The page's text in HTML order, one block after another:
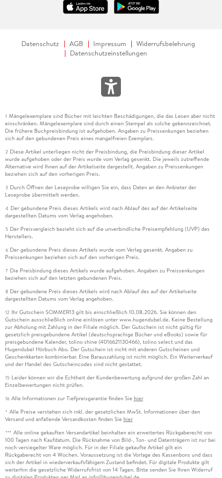
Datenschutz AGB Impressum
Widerrufsbelehrung
Datenschutzeinstellungen
1 Mängelexemplare sind Bücher mit leichten Beschädigungen, die das Lesen aber nicht
einschränken. Mängelexemplare sind durch einen Stempel als solche gekennzeichnet.
Die frühere Buchpreisbindung ist aufgehoben. Angaben zu Preissenkungen beziehen
sich auf den gebundenen Preis eines mangelfreien Exemplars.
2 Diese Artikel unterliegen nicht der Preisbindung, die Preisbindung dieser Artikel
wurde aufgehoben oder der Preis wurde vom Verlag gesenkt. Die jeweils zutreffende
Alternative wird Ihnen auf der Artikelseite dargestellt. Angaben zu Preissenkungen
beziehen sich auf den vorherigen Preis.
3 Durch Öffnen der Leseprobe willigen Sie ein, dass Daten an den Anbieter der
Leseprobe übermittelt werden.
4 Der gebundene Preis dieses Artikels wird nach Ablauf des auf der Artikelseite
dargestellten Datums vom Verlag angehoben.
5 Der Preisvergleich bezieht sich auf die unverbindliche Preisempfehlung (UVP) des
Herstellers.
6 Der gebundene Preis dieses Artikels wurde vom Verlag gesenkt. Angaben zu
Preissenkungen beziehen sich auf den vorherigen Preis.
7 Die Preisbindung dieses Artikels wurde aufgehoben. Angaben zu Preissenkungen
beziehen sich auf den letzten gebundenen Preis.
8 Der gebundene Preis dieses Artikels wird nach Ablauf des auf der Artikelseite
dargestellten Datums vom Verlag angehoben.
12 Ihr Gutschein SOMMER13 gilt bis einschließlich 10.08.2026. Sie können den
Gutschein ausschließlich online einlösen unter www.hugendubel.de. Keine Bestellung
zur Abholung mit Zahlung in der Filiale möglich. Der Gutschein ist nicht gültig für
gesetzlich preisgebundene Artikel (deutschsprachige Bücher und eBooks) sowie für
preisgebundene Kalender, tolino shine (4016621130466), tolino select und das
Hugendubel Hörbuch Abo. Der Gutschein ist nicht mit anderen Gutscheinen und
Geschenkkarten kombinierbar. Eine Barauszahlung ist nicht möglich. Ein Weiterverkauf
und der Handel des Gutscheincodes sind nicht gestattet.
15 Leider können wir die Echtheit der Kundenbewertung aufgrund der großen Zahl an
Einzelbewertungen nicht prüfen.
16 Alle Informationen zur Tiefpreisgarantie finden Sie hier
* Alle Preise verstehen sich inkl. der gesetzlichen MwSt. Informationen über den
Versand und anfallende Versandkosten finden Sie hier
*** Alle online gekauften Versandartikel beinhalten ein erweitertes Rückgaberecht von
100 Tagen nach Kaufdatum. Die Rücknahme von Bild-, Ton- und Datenträgern ist nur bei
noch versiegelter Ware möglich. Für in der Filiale gekaufte Artikel gilt ein
Rückgaberecht von 4 Wochen. Voraussetzung ist die Vorlage des Kassenbons und dass
sich der Artikel in wiederverkaufsfähigem Zustand befindet. Für digitale Produkte gilt
weiterhin die gesetzliche Widerrufsfrist von 14 Tagen. Bitte senden Sie Ihren Widerruf